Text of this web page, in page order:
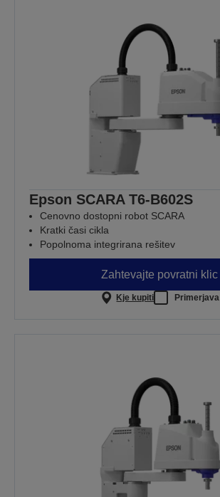
Epson SCARA T6-B602S
Cenovno dostopni robot SCARA
Kratki časi cikla
Popolnoma integrirana rešitev
Zahtevajte povratni klic
Kje kupiti Primerjava